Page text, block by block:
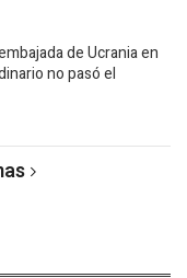
de Ucrania en
no pasó el